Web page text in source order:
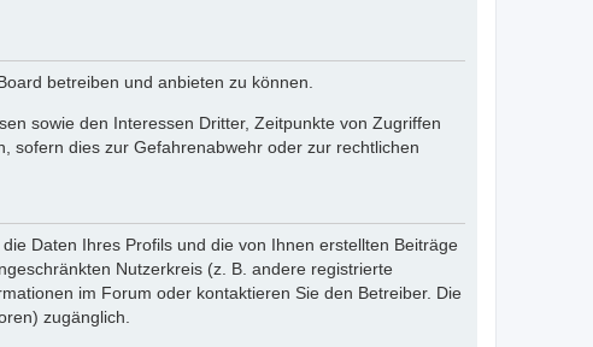
betreiben und anbieten zu können.
sowie den Interessen Dritter, Zeitpunkte von Zugriffen
sofern dies zur Gefahrenabwehr oder zur rechtlichen
Daten Ihres Profils und die von Ihnen erstellten Beiträge
Nutzerkreis (z. B. andere registrierte
im Forum oder kontaktieren Sie den Betreiber. Die
zugänglich.